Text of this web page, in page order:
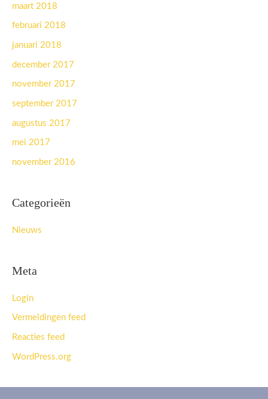
maart 2018
februari 2018
januari 2018
december 2017
november 2017
september 2017
augustus 2017
mei 2017
november 2016
Categorieën
Nieuws
Meta
Login
Vermeldingen feed
Reacties feed
WordPress.org